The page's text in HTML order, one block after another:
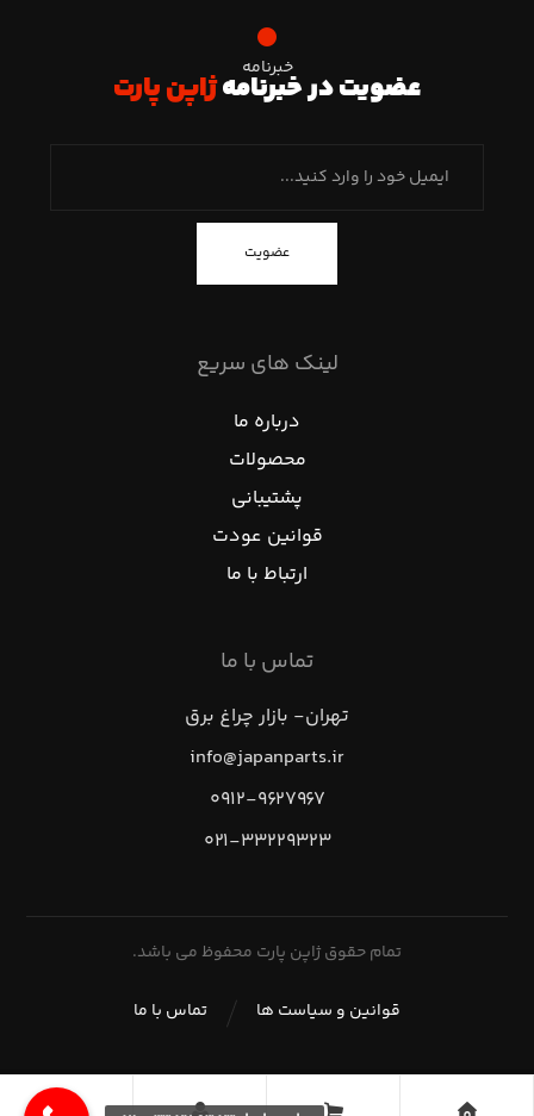
خبرنامه
عضویت در خبرنامهژاپن پارت
عضویت
لینک های سریع
درباره ما
محصولات
پشتیبانی
قوانین عودت
ارتباط با ما
تماس با ما
تهران- بازار چراغ برق
info@japanparts.ir
۰۹۱۲-۹۶۲۷۹۶۷
۰۲۱-۳۳۲۲۹۳۲۳
تمام حقوق ژاپن پارت محفوظ می باشد.
تماس با ما قوانین و سیاست ها